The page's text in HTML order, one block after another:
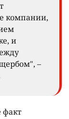
компании,
и
–
факт